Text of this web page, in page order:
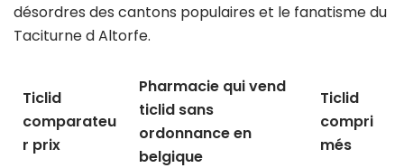
désordres des cantons populaires et le fanatisme du
Taciturne d Altorfe.
Ticlid
comparateu
r prix
Pharmacie qui vend
ticlid sans
ordonnance en
belgique
Ticlid
compri
més